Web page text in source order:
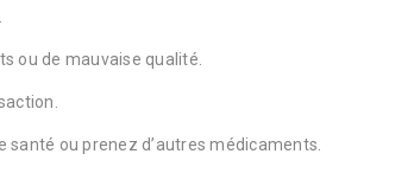
ou de mauvaise qualité.
ou prenez d’autres médicaments.